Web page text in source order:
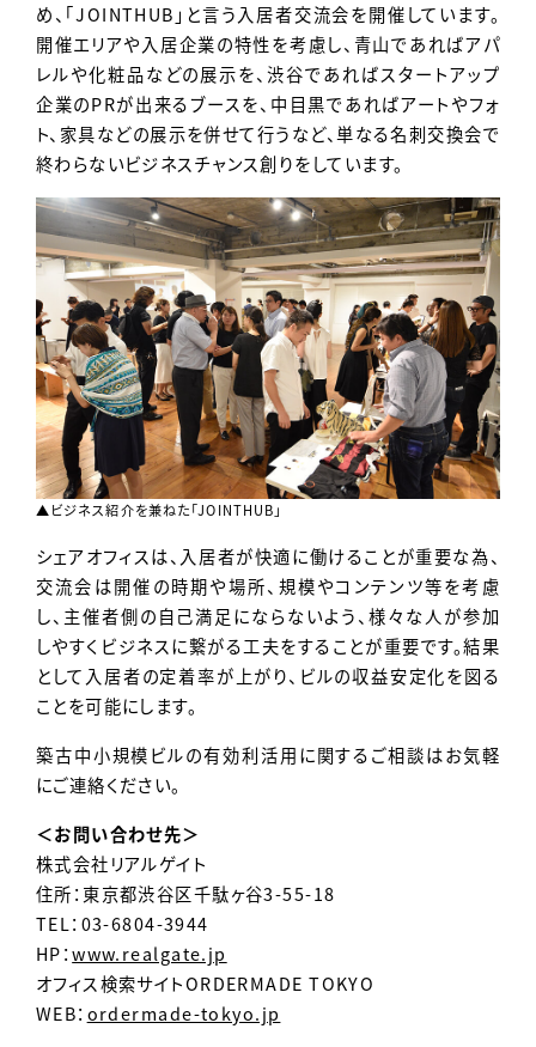
め、「JOINTHUB」と言う入居者交流会を開催しています。
開催エリアや入居企業の特性を考慮し、青山であればアパ
レルや化粧品などの展示を、渋谷であればスタートアップ
企業のPRが出来るブースを、中目黒であればアートやフォ
ト、家具などの展示を併せて行うなど、単なる名刺交換会で
終わらないビジネスチャンス創りをしています。
▲ビジネス紹介を兼ねた「JOINTHUB」
シェアオフィスは、入居者が快適に働けることが重要な為、
交流会は開催の時期や場所、規模やコンテンツ等を考慮
し、主催者側の自己満足にならないよう、様々な人が参加
しやすくビジネスに繋がる工夫をすることが重要です。結果
として入居者の定着率が上がり、ビルの収益安定化を図る
ことを可能にします。
築古中小規模ビルの有効利活用に関するご相談はお気軽
にご連絡ください。
＜お問い合わせ先＞
株式会社リアルゲイト
住所：東京都渋谷区千駄ヶ谷3-55-18
TEL：03-6804-3944
HP：www.realgate.jp
オフィス検索サイトORDERMADE TOKYO
WEB： ordermade-tokyo.jp